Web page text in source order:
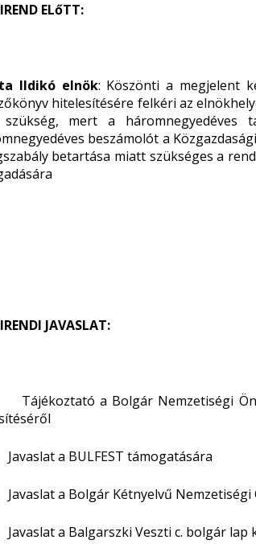
ELőTT:
Ildikó elnök: Köszönti a megjelent
hitelesítésére felkéri az
mert a háromnegyedéves
beszámolót a
betartása miatt szükséges a
JAVASLAT:
a Bolgár Nemzetiségi
a BULFEST támogatására
a Bolgár Kétnyelvű Nemzetiségi
a Balgarszki Veszti c. bolgár lap